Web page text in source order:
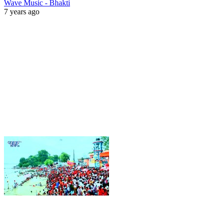
Wave Music - Bhakti
7 years ago